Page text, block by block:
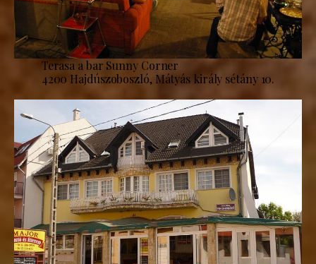
Terasa a bar Sunny Corner
4200 Hajdúszoboszló, Mátyás király sétány 10.